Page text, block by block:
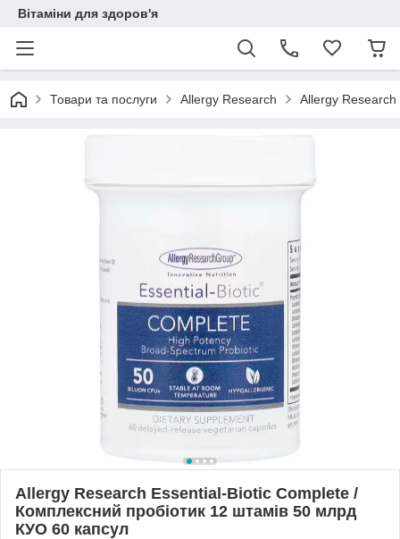
Вітаміни для здоров'я
Товари та послуги Allergy Research Allergy Research
Allergy Research Essential-Biotic Complete /
Комплексний пробіотик 12 штамів 50 млрд
КУО 60 капсул